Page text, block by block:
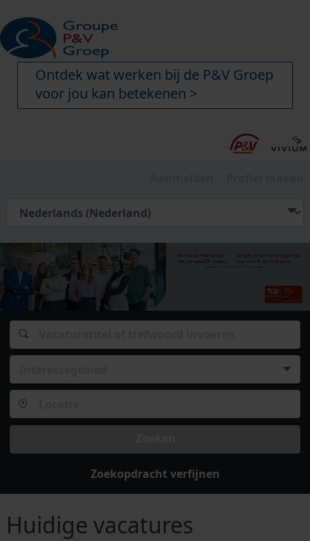
Ontdek wat werken bij de P&V Groep
voor jou kan betekenen >
Zoekopdracht verfijnen
Huidige vacatures